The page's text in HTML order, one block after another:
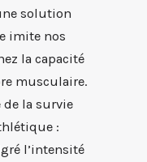
solution
imite nos
la capacité
musculaire.
de la survie
:
l’intensité